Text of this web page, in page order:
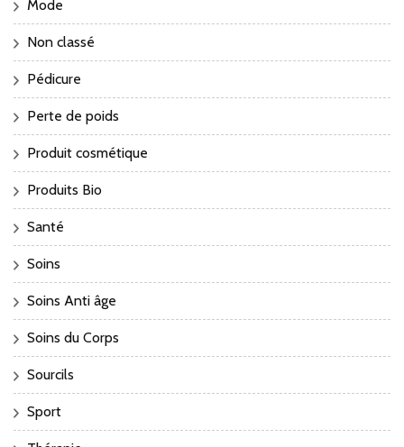
Mode
Non classé
Pédicure
Perte de poids
Produit cosmétique
Produits Bio
Santé
Soins
Soins Anti âge
Soins du Corps
Sourcils
Sport